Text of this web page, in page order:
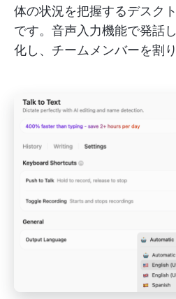
体の状況を把握するデスク
です。音声入力機能で発話
化し、チームメンバーを割